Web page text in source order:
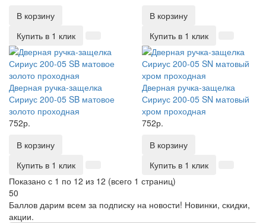
В корзину
Купить в 1 клик
В корзину
Купить в 1 клик
Дверная ручка-защелка
Сириус 200-05 SB матовое
золото проходная
752р.
В корзину
Купить в 1 клик
Дверная ручка-защелка
Сириус 200-05 SN матовый
хром проходная
752р.
В корзину
Купить в 1 клик
Показано с 1 по 12 из 12 (всего 1 страниц)
50
Баллов дарим всем за подписку на новости! Новинки, скидки,
акции.